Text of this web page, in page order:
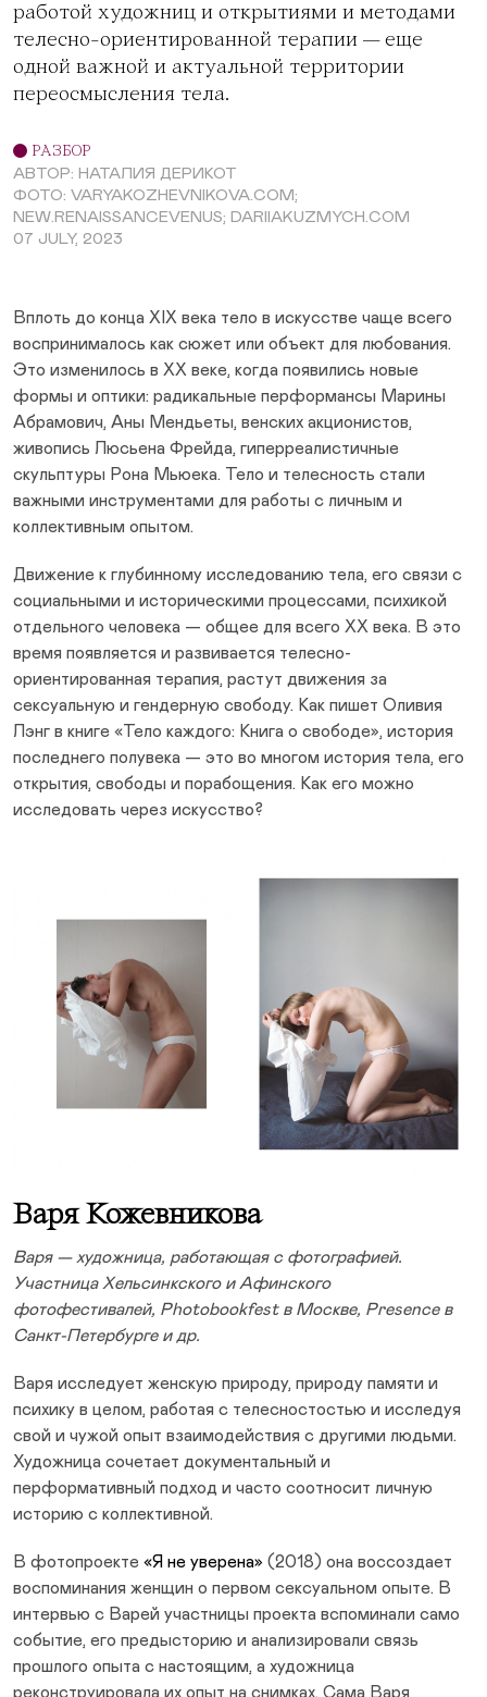
РАЗБОР
АВТОР: НАТАЛИЯ ДЕРИКОТ
ФОТО: VARYAKOZHEVNIKOVA.COM;
NEW.RENAISSANCEVENUS; DARIIAKUZMYCH.COM
07 JULY, 2023
работой художниц и открытиями и методами
телесно-ориентированной терапии — еще
одной важной и актуальной территории
переосмысления тела.
Вплоть до конца XIX века тело в искусстве чаще всего
воспринималось как сюжет или объект для любования.
Это изменилось в XX веке, когда появились новые
формы и оптики: радикальные перформансы Марины
Абрамович, Аны Мендьеты, венских акционистов,
живопись Люсьена Фрейда, гиперреалистичные
скульптуры Рона Мьюека. Тело и телесность стали
важными инструментами для работы с личным и
коллективным опытом.
Движение к глубинному исследованию тела, его связи с
социальными и историческими процессами, психикой
отдельного человека — общее для всего XX века. В это
время появляется и развивается телесно-
ориентированная терапия, растут движения за
сексуальную и гендерную свободу. Как пишет Оливия
Лэнг в книге «Тело каждого: Книга о свободе», история
последнего полувека — это во многом история тела, его
открытия, свободы и порабощения. Как его можно
исследовать через искусство?
Варя Кожевникова
Варя — художница, работающая с фотографией.
Участница Хельсинкского и Афинского
фотофестивалей, Photobookfest в Москве, Presence в
Санкт-Петербурге и др.
Варя исследует женскую природу, природу памяти и
психику в целом, работая с телесностостью и исследуя
свой и чужой опыт взаимодействия с другими людьми.
Художница сочетает документальный и
перформативный подход и часто соотносит личную
историю с коллективной.
В фотопроекте «Я не уверена» (2018) она воссоздает
воспоминания женщин о первом сексуальном опыте. В
интервью с Варей участницы проекта вспоминали само
событие, его предысторию и анализировали связь
прошлого опыта с настоящим, а художница
реконструировала их опыт на снимках. Сама Варя